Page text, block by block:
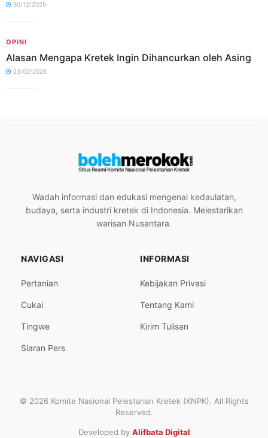
30/12/2025
OPINI
Alasan Mengapa Kretek Ingin Dihancurkan oleh Asing
23/02/2026
Wadah informasi dan edukasi mengenai kedaulatan,
budaya, serta industri kretek di Indonesia. Melestarikan
warisan Nusantara.
NAVIGASI
Pertanian
Cukai
Tingwe
Siaran Pers
INFORMASI
Kebijakan Privasi
Tentang Kami
Kirim Tulisan
© 2026 Komite Nasional Pelestarian Kretek (KNPK). All Rights
Reserved.
Developed by Alifbata Digital